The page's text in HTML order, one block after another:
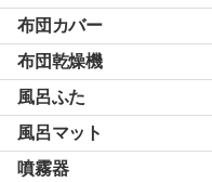
布団カバー
布団乾燥機
風呂ふた
風呂マット
噴霧器